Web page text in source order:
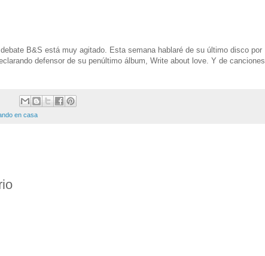
B&S está muy agitado. Esta semana hablaré de su último disco por
defensor de su penúltimo álbum, Write about love. Y de canciones
en casa